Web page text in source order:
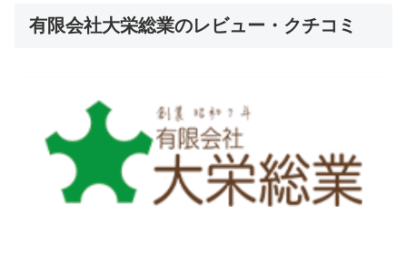
有限会社大栄総業のレビュー・クチコミ